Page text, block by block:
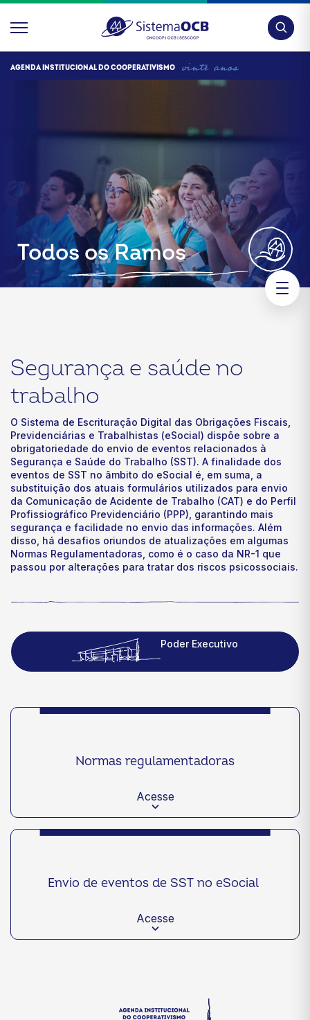
AGENDA INSTITUCIONAL DO COOPERATIVISMO
Todos os Ramos
Segurança e saúde no
trabalho
O Sistema de Escrituração Digital das Obrigações Fiscais,
Previdenciárias e Trabalhistas (eSocial) dispõe sobre a
obrigatoriedade do envio de eventos relacionados à
Segurança e Saúde do Trabalho (SST). A finalidade dos
eventos de SST no âmbito do eSocial é, em suma, a
substituição dos atuais formulários utilizados para envio
da Comunicação de Acidente de Trabalho (CAT) e do Perfil
Profissiográfico Previdenciário (PPP), garantindo mais
segurança e facilidade no envio das informações. Além
disso, há desafios oriundos de atualizações em algumas
Normas Regulamentadoras, como é o caso da NR-1 que
passou por alterações para tratar dos riscos psicossociais.
Poder Executivo
Normas regulamentadoras
Acesse
Envio de eventos de SST no eSocial
Acesse